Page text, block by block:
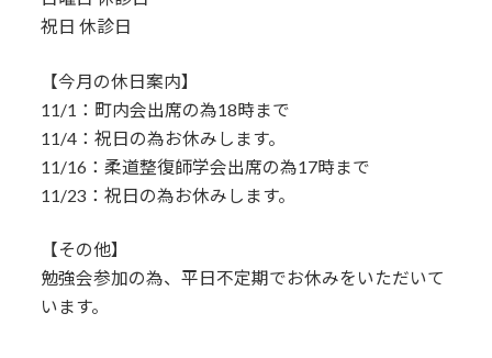
祝日 休診日
【今月の休日案内】
11/1：町内会出席の為18時まで
11/4：祝日の為お休みします。
11/16：柔道整復師学会出席の為17時まで
11/23：祝日の為お休みします。
【その他】
勉強会参加の為、平日不定期でお休みをいただいて
います。